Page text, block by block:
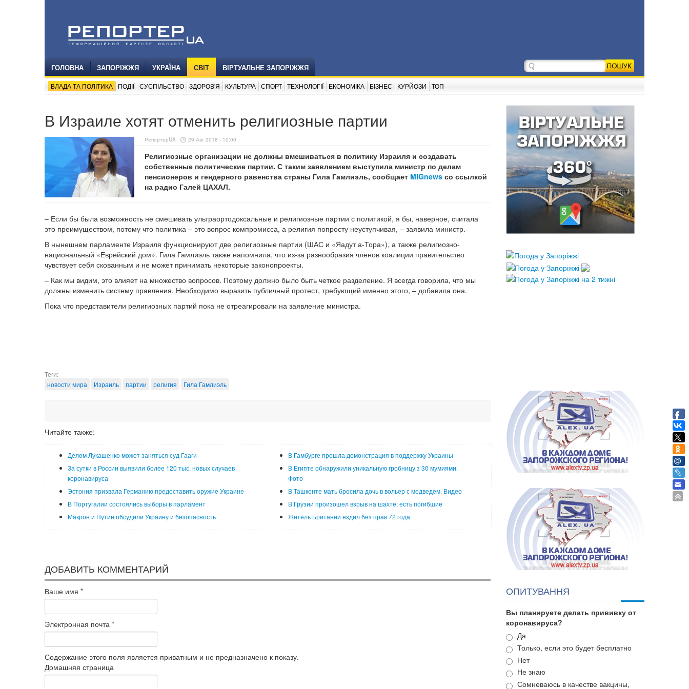
ГОЛОВНА ЗАПОРІЖЖЯ УКРАЇНА СВІТ ВІРТУАЛЬНЕ ЗАПОРІЖЖЯ
ВЛАДА ТА ПОЛІТИКА ПОДІЇ СУСПІЛЬСТВО ЗДОРОВ'Я КУЛЬТУРА СПОРТ ТЕХНОЛОГІЇ ЕКОНОМІКА БІЗНЕС КУРЙОЗИ ТОП
В Израиле хотят отменить религиозные партии
РепортерUA 29 Авг 2018 - 10:00
Религиозные организации не должны вмешиваться в политику Израиля и создавать
собственные политические партии. С таким заявлением выступила министр по делам
пенсионеров и гендерного равенства страны Гила Гамлиэль, сообщает MIGnews со ссылкой
на радио Галей ЦАХАЛ.
‒ Если бы была возможность не смешивать ультраортодоксальные и религиозные партии с политикой, я бы, наверное, считала
это преимуществом, потому что политика ‒ это вопрос компромисса, а религия попросту неуступчивая, ‒ заявила министр.
В нынешнем парламенте Израиля функционируют две религиозные партии (ШАС и «Яадут а-Тора»), а также религиозно-
национальный «Еврейский дом». Гила Гамлиэль также напомнила, что из-за разнообразия членов коалиции правительство
чувствует себя скованным и не может принимать некоторые законопроекты.
‒ Как мы видим, это влияет на множество вопросов. Поэтому должно было быть четкое разделение. Я всегда говорила, что мы
должны изменить систему правления. Необходимо выразить публичный протест, требующий именно этого, ‒ добавила она.
Пока что представители религиозных партий пока не отреагировали на заявление министра.
Теги:
новости мира
Израиль партии религия Гила Гамлиэль
Читайте также:
Делом Лукашенко может заняться суд Гааги
В Гамбурге прошла демонстрация в поддержку Украины
За сутки в России выявили более 120 тыс. новых случаев
коронавируса
В Египте обнаружили уникальную гробницу з 30 мумиями.
Фото
Эстония призвала Германию предоставить оружие Украине
В Ташкенте мать бросила дочь в вольер с медведем. Видео
В Португалии состоялись выборы в парламент
В Грузии произошел взрыв на шахте: есть погибшие
Макрон и Путин обсудили Украину и безопасность
Житель Британии ездил без прав 72 года
ДОБАВИТЬ КОММЕНТАРИЙ
Ваше имя *
Электронная почта *
Содержание этого поля является приватным и не предназначено к показу.
Домашняя страница
ОПИТУВАННЯ
Вы планируете делать прививку от
коронавируса?
Варианты
Да
Только, если это будет бесплатно
Нет
Не знаю
Сомневаюсь в качестве вакцины,